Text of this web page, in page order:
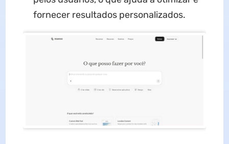
fornecer resultados personalizados.